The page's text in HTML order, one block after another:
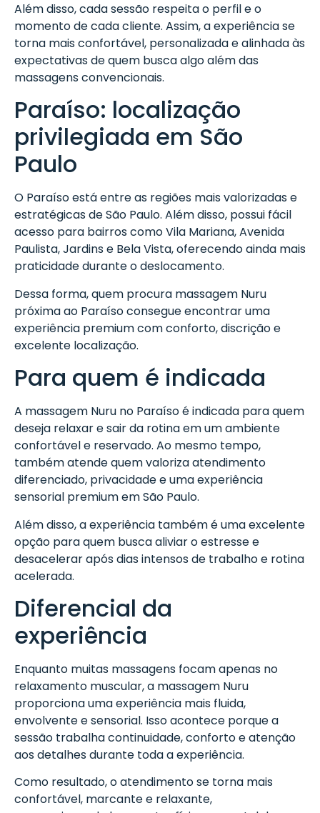
Além disso, cada sessão respeita o perfil e o
momento de cada cliente. Assim, a experiência se
torna mais confortável, personalizada e alinhada às
expectativas de quem busca algo além das
massagens convencionais.
Paraíso: localização
privilegiada em São
Paulo
O Paraíso está entre as regiões mais valorizadas e
estratégicas de São Paulo. Além disso, possui fácil
acesso para bairros como Vila Mariana, Avenida
Paulista, Jardins e Bela Vista, oferecendo ainda mais
praticidade durante o deslocamento.
Dessa forma, quem procura massagem Nuru
próxima ao Paraíso consegue encontrar uma
experiência premium com conforto, discrição e
excelente localização.
Para quem é indicada
A massagem Nuru no Paraíso é indicada para quem
deseja relaxar e sair da rotina em um ambiente
confortável e reservado. Ao mesmo tempo,
também atende quem valoriza atendimento
diferenciado, privacidade e uma experiência
sensorial premium em São Paulo.
Além disso, a experiência também é uma excelente
opção para quem busca aliviar o estresse e
desacelerar após dias intensos de trabalho e rotina
acelerada.
Diferencial da
experiência
Enquanto muitas massagens focam apenas no
relaxamento muscular, a massagem Nuru
proporciona uma experiência mais fluida,
envolvente e sensorial. Isso acontece porque a
sessão trabalha continuidade, conforto e atenção
aos detalhes durante toda a experiência.
Como resultado, o atendimento se torna mais
confortável, marcante e relaxante,